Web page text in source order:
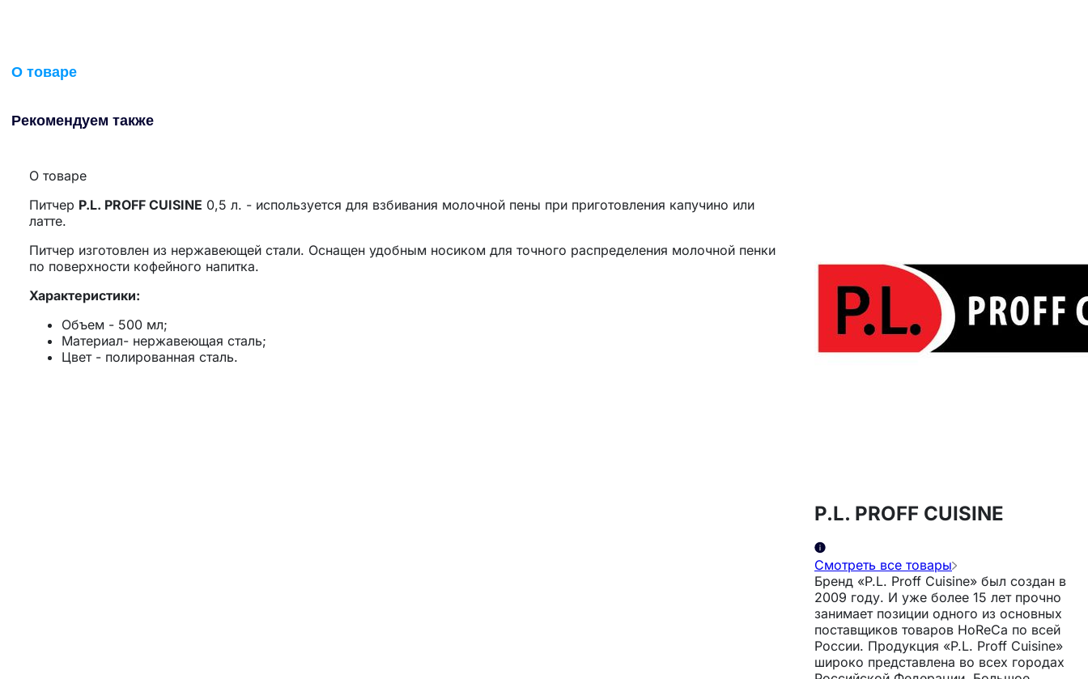
О товаре
Рекомендуем также
О товаре
Питчер P.L. PROFF CUISINE 0,5 л. - используется для взбивания молочной пены при приготовления капучино или
латте.
Питчер изготовлен из нержавеющей стали. Оснащен удобным носиком для точного распределения молочной пенки
по поверхности кофейного напитка.
Характеристики:
Объем - 500 мл;
Материал- нержавеющая сталь;
Цвет - полированная сталь.
P.L. PROFF CUISINE
Смотреть все товары
Бренд «P.L. Proff Cuisine» был создан в
2009 году. И уже более 15 лет прочно
занимает позиции одного из основных
поставщиков товаров HoReCa по всей
России. Продукция «P.L. Proff Cuisine»
широко представлена во всех городах